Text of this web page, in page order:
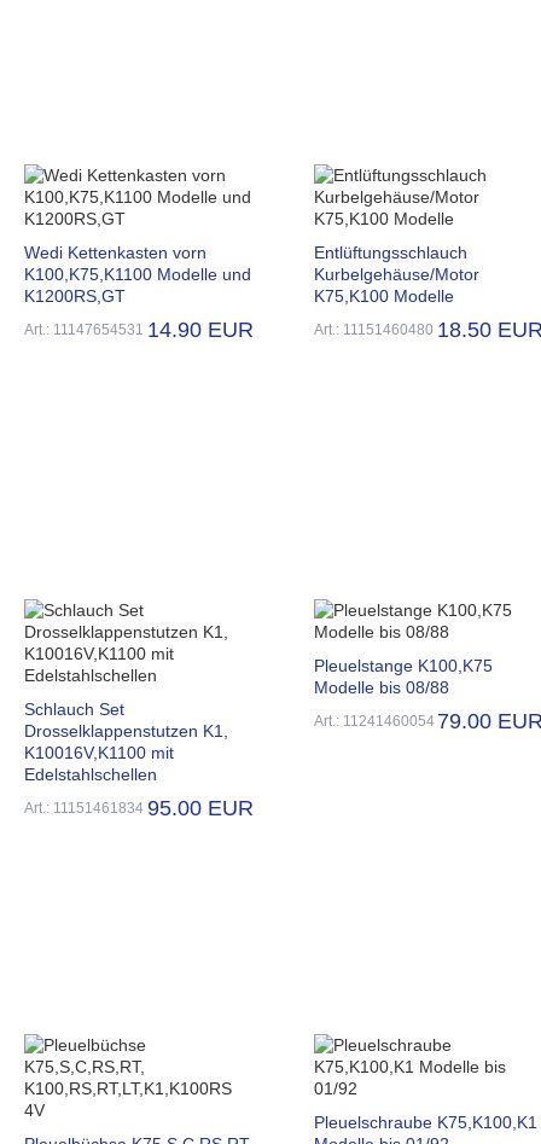
Wedi Kettenkasten vorn
K100,K75,K1100 Modelle und
K1200RS,GT
Art.: 11147654531 14.90 EUR
Entlüftungsschlauch
Kurbelgehäuse/Motor
K75,K100 Modelle
Art.: 11151460480 18.50
Schlauch Set
Drosselklappenstutzen K1,
K10016V,K1100 mit
Edelstahlschellen
Art.: 11151461834 95.00 EUR
Pleuelstange K100,K75
Modelle bis 08/88
Art.: 11241460054 79.00
Pleuelschraube K75,K100,K1